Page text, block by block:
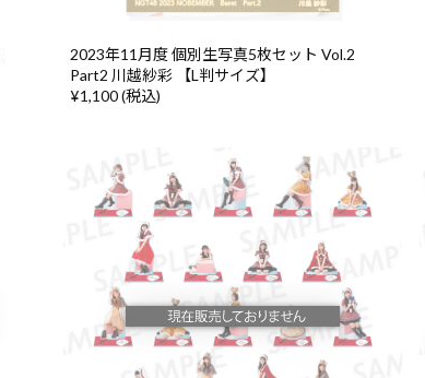
2023年11月度 個別生写真5枚セット Vol.2
Part2 川越紗彩 【L判サイズ】
¥1,100 (税込)